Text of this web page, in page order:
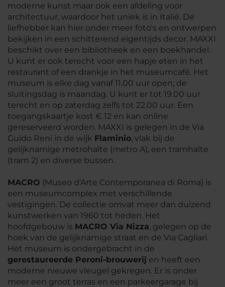
moderne kunst maar ook een afdeling voor
architectuur, waardoor het uniek is in Italië. De
liefhebber kan hier onder meer foto's en ontwerpen
bekijken in een schitterend eigentijds decor. MAXXI
beschikt over een bibliotheek en een boekhandel.
U kunt er ook terecht voor een hapje eten in het
restaurant of een drankje in het museumcafé. Het
museum is elke dag vanaf 11.00 uur open; de
sluitingsdag is maandag. U kunt er tot 19.00 uur
terecht en op zaterdag zelfs tot 22.00 uur. Een
toegangskaartje kost € 12 en kan online
gereserveerd worden. MAXXI is gelegen in de Via
Guido Reni in de wijk Flaminio, vlak bij de
gelijknamige metrohalte (metro A), een tramhalte
(tram 2) en diverse bussen.
MACRO (Museo d'Arte Contemporanea di Roma) is
een museumcomplex met verschillende
vestigingen. De collectie omvat meer dan duizend
kunstwerken van 1960 tot heden. Het
hoofdgebouw is MACRO Via Nizza, gelegen op de
hoek van de gelijknamige straat en de Via Cagliari.
Het museum is ondergebracht in de
gerestaureerde Peroni-brouwerij en heeft een
moderne nieuwe vleugel gekregen. Er is onder
meer een groot terras en een parkeergarage bij